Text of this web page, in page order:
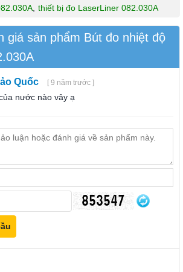
thiết bị đo LaserLiner 082.030A
giá sản phẩm Bút đo nhiệt độ
Quốc [ 9 năm trước ]
nước nào vây ạ